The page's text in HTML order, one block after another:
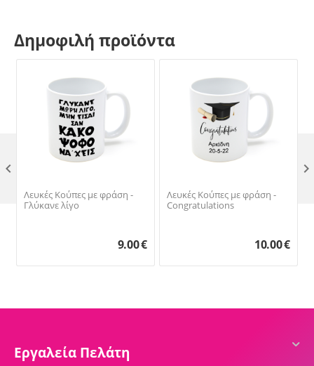
Δημοφιλή προϊόντα
Λευκές Κούπες με φράση -
Γλύκανε λίγο
9.00€
Λευκές Κούπες με φράση -
Congratulations
10.00€
 
Εργαλεία Πελάτη